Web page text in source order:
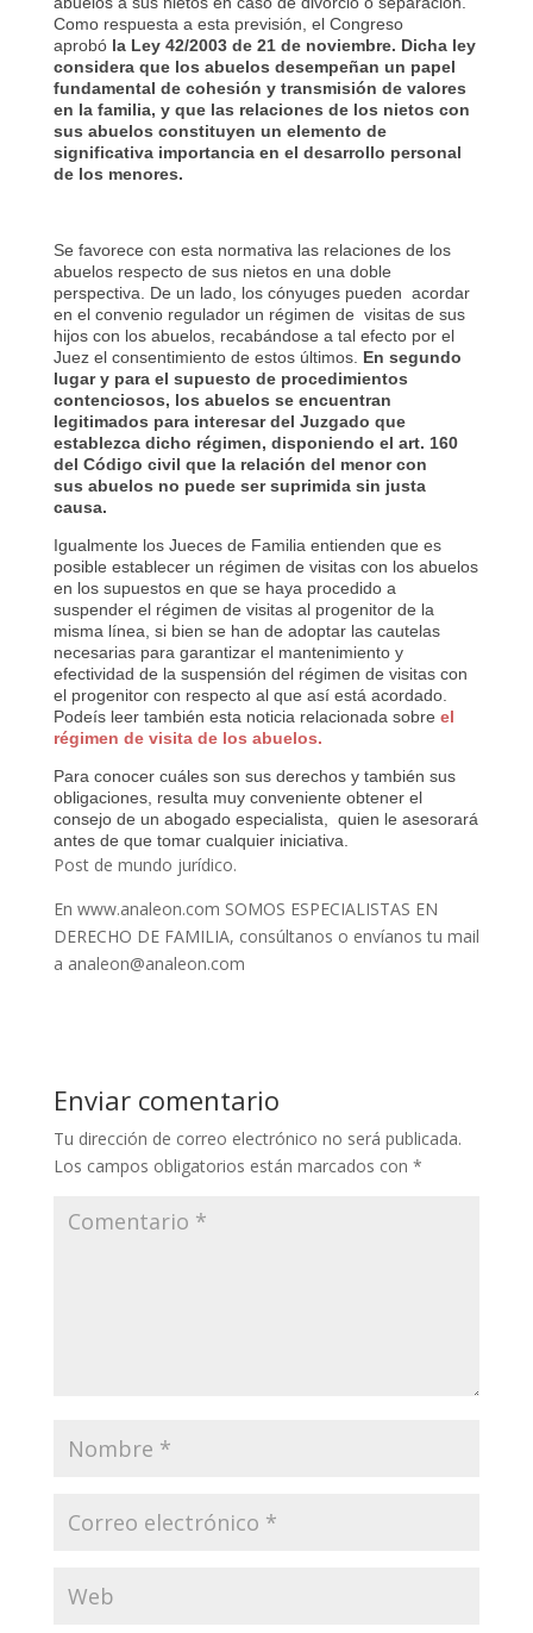
Como respuesta a esta previsión, el Congreso
aprobó la Ley 42/2003 de 21 de noviembre. Dicha ley
considera que los abuelos desempeñan un papel
fundamental de cohesión y transmisión de valores
en la familia, y que las relaciones de los nietos con
sus abuelos constituyen un elemento de
significativa importancia en el desarrollo personal
de los menores.
Se favorece con esta normativa las relaciones de los
abuelos respecto de sus nietos en una doble
perspectiva. De un lado, los cónyuges pueden acordar
en el convenio regulador un régimen de visitas de sus
hijos con los abuelos, recabándose a tal efecto por el
Juez el consentimiento de estos últimos. En segundo
lugar y para el supuesto de procedimientos
contenciosos, los abuelos se encuentran
legitimados para interesar del Juzgado que
establezca dicho régimen, disponiendo el art. 160
del Código civil que la relación del menor con
sus abuelos no puede ser suprimida sin justa
causa.
Igualmente los Jueces de Familia entienden que es
posible establecer un régimen de visitas con los abuelos
en los supuestos en que se haya procedido a
suspender el régimen de visitas al progenitor de la
misma línea, si bien se han de adoptar las cautelas
necesarias para garantizar el mantenimiento y
efectividad de la suspensión del régimen de visitas con
el progenitor con respecto al que así está acordado.
Podeís leer también esta noticia relacionada sobre el
régimen de visita de los abuelos.
Para conocer cuáles son sus derechos y también sus
obligaciones, resulta muy conveniente obtener el
consejo de un abogado especialista, quien le asesorará
antes de que tomar cualquier iniciativa.
Post de mundo jurídico.
En www.analeon.com SOMOS ESPECIALISTAS EN
DERECHO DE FAMILIA, consúltanos o envíanos tu mail
a analeon@analeon.com
Enviar comentario
Tu dirección de correo electrónico no será publicada.
Los campos obligatorios están marcados con *